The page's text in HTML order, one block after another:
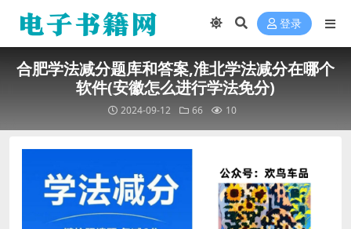
登录
合肥学法减分题库和答案,淮北学法减分在哪个
软件(安徽怎么进行学法免分)
2024-09-12 66 10